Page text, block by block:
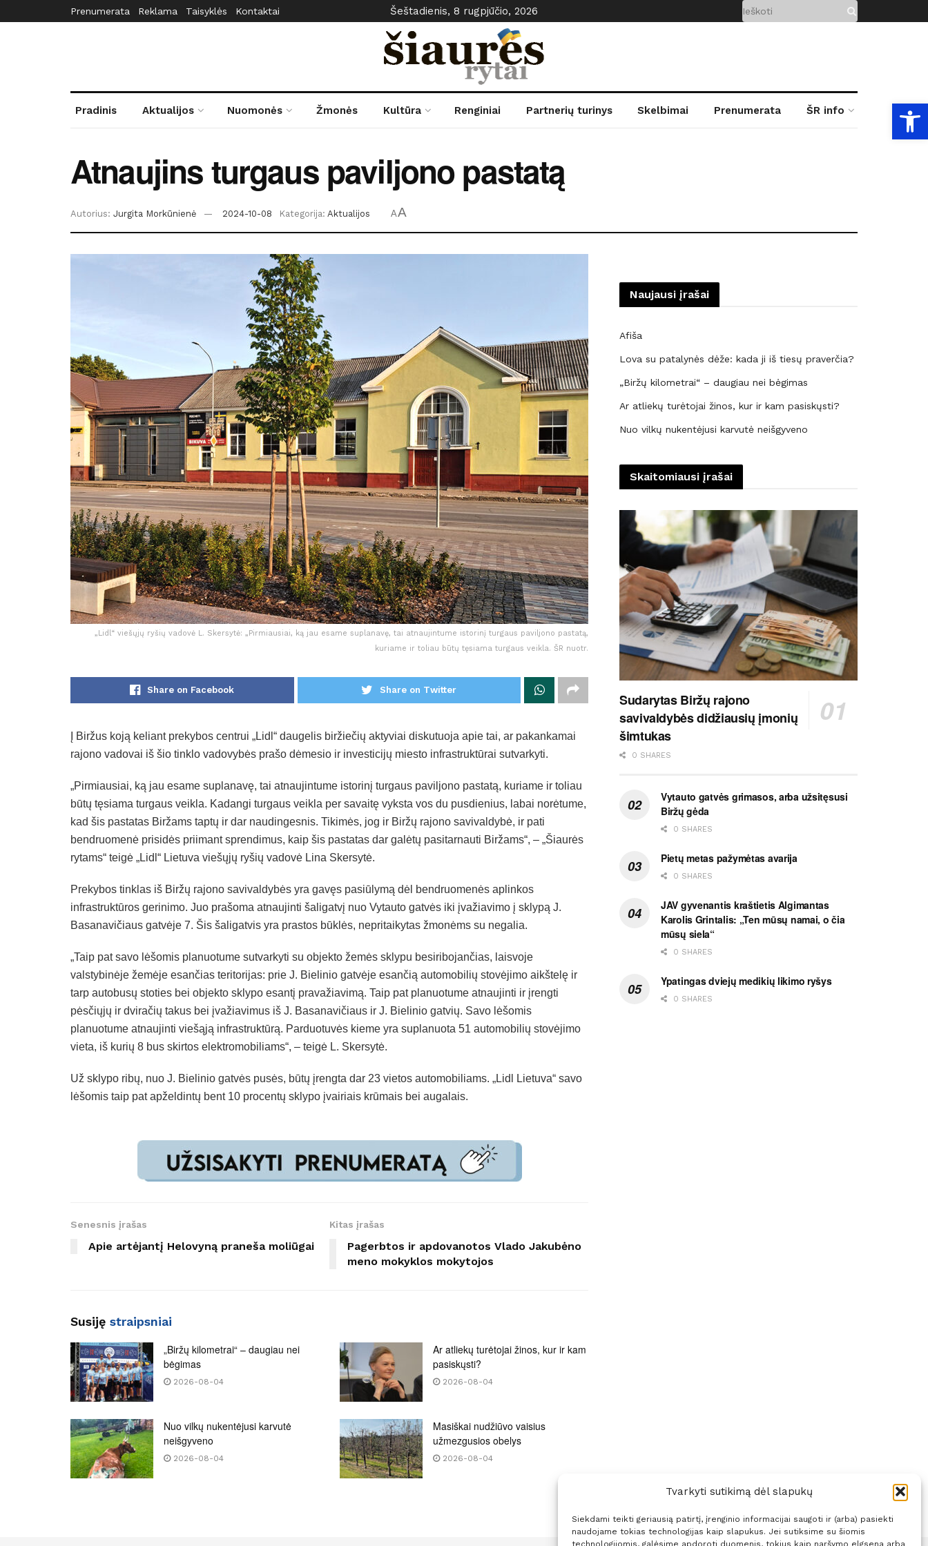
Tvarkyti sutikimą dėl slapukų
Siekdami teikti geriausią patirtį, įrenginio informacijai saugoti ir (arba) pasiekti
naudojame tokias technologijas kaip slapukus. Jei sutiksime su šiomis
technologijomis, galėsime apdoroti duomenis, tokius kaip naršymo elgsena arba
Prenumerata Reklama Taisyklės Kontaktai Šeštadienis, 8 rugpjūčio, 2026
Pradinis Aktualijos Nuomonės Žmonės Kultūra Renginiai Partnerių turinys Skelbimai Prenumerata ŠR info
Atnaujins turgaus paviljono pastatą
Autorius: Jurgita Morkūnienė 2024-10-08 Kategorija: Aktualijos AA
„Lidl“ viešųjų ryšių vadovė L. Skersytė: „Pirmiausiai, ką jau esame suplanavę, tai atnaujintume istorinį turgaus paviljono pastatą,
kuriame ir toliau būtų tęsiama turgaus veikla. ŠR nuotr.
Share on Facebook Share on Twitter
Į Biržus koją keliant prekybos centrui „Lidl“ daugelis biržiečių aktyviai diskutuoja apie tai, ar pakankamai
rajono vadovai iš šio tinklo vadovybės prašo dėmesio ir investicijų miesto infrastruktūrai sutvarkyti.
„Pirmiausiai, ką jau esame suplanavę, tai atnaujintume istorinį turgaus paviljono pastatą, kuriame ir toliau
būtų tęsiama turgaus veikla. Kadangi turgaus veikla per savaitę vyksta vos du pusdienius, labai norėtume,
kad šis pastatas Biržams taptų ir dar naudingesnis. Tikimės, jog ir Biržų rajono savivaldybė, ir pati
bendruomenė prisidės priimant sprendimus, kaip šis pastatas dar galėtų pasitarnauti Biržams“, – „Šiaurės
rytams“ teigė „Lidl“ Lietuva viešųjų ryšių vadovė Lina Skersytė.
Prekybos tinklas iš Biržų rajono savivaldybės yra gavęs pasiūlymą dėl bendruomenės aplinkos
infrastruktūros gerinimo. Juo prašoma atnaujinti šaligatvį nuo Vytauto gatvės iki įvažiavimo į sklypą J.
Basanavičiaus gatvėje 7. Šis šaligatvis yra prastos būklės, nepritaikytas žmonėms su negalia.
„Taip pat savo lėšomis planuotume sutvarkyti su objekto žemės sklypu besiribojančias, laisvoje
valstybinėje žemėje esančias teritorijas: prie J. Bielinio gatvėje esančią automobilių stovėjimo aikštelę ir
tarp autobusų stoties bei objekto sklypo esantį pravažiavimą. Taip pat planuotume atnaujinti ir įrengti
pėsčiųjų ir dviračių takus bei įvažiavimus iš J. Basanavičiaus ir J. Bielinio gatvių. Savo lėšomis
planuotume atnaujinti viešąją infrastruktūrą. Parduotuvės kieme yra suplanuota 51 automobilių stovėjimo
vieta, iš kurių 8 bus skirtos elektromobiliams“, – teigė L. Skersytė.
Už sklypo ribų, nuo J. Bielinio gatvės pusės, būtų įrengta dar 23 vietos automobiliams. „Lidl Lietuva“ savo
lėšomis taip pat apželdintų bent 10 procentų sklypo įvairiais krūmais bei augalais.
Senesnis įrašas
Apie artėjantį Helovyną praneša moliūgai
Kitas įrašas
Pagerbtos ir apdovanotos Vlado Jakubėno
meno mokyklos mokytojos
Susiję straipsniai
„Biržų kilometrai“ – daugiau nei
bėgimas
2026-08-04
Ar atliekų turėtojai žinos, kur ir kam
pasiskųsti?
2026-08-04
Nuo vilkų nukentėjusi karvutė
neišgyveno
2026-08-04
Masiškai nudžiūvo vaisius
užmezgusios obelys
2026-08-04
Naujausi įrašai
Afiša
Lova su patalynės dėže: kada ji iš tiesų praverčia?
„Biržų kilometrai“ – daugiau nei bėgimas
Ar atliekų turėtojai žinos, kur ir kam pasiskųsti?
Nuo vilkų nukentėjusi karvutė neišgyveno
Skaitomiausi įrašai
Sudarytas Biržų rajono
savivaldybės didžiausių įmonių
šimtukas
0 SHARES
Vytauto gatvės grimasos, arba užsitęsusi
Biržų gėda
0 SHARES
Pietų metas pažymėtas avarija
0 SHARES
JAV gyvenantis kraštietis Algimantas
Karolis Grintalis: „Ten mūsų namai, o čia
mūsų siela“
0 SHARES
Ypatingas dviejų medikių likimo ryšys
0 SHARES